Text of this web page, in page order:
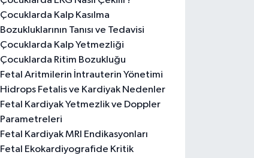
Çocuklarda Kalp Kasılma
Bozukluklarının Tanısı ve Tedavisi
Çocuklarda Kalp Yetmezliği
Çocuklarda Ritim Bozukluğu
Fetal Aritmilerin İntrauterin Yönetimi
Hidrops Fetalis ve Kardiyak Nedenler
Fetal Kardiyak Yetmezlik ve Doppler
Parametreleri
Fetal Kardiyak MRI Endikasyonları
Fetal Ekokardiyografide Kritik